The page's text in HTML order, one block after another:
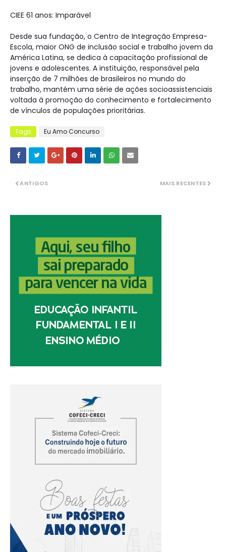
CIEE 61 anos: Imparável
Desde sua fundação, o Centro de Integração Empresa-
Escola, maior ONG de inclusão social e trabalho jovem da
América Latina, se dedica à capacitação profissional de
jovens e adolescentes. A instituição, responsável pela
inserção de 7 milhões de brasileiros no mundo do
trabalho, mantém uma série de ações socioassistenciais
voltada à promoção do conhecimento e fortalecimento
de vínculos de populações prioritárias.
Tags Eu Amo Concurso
MAIS RECENTES
ANTIGOS